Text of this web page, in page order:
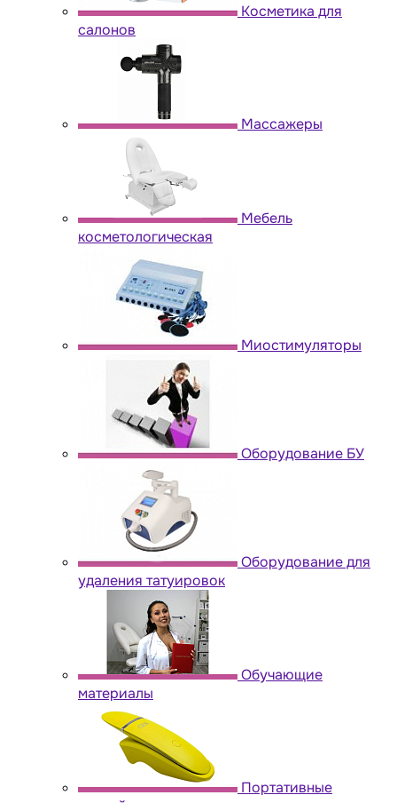
Косметика для
салонов
Массажеры
Мебель
косметологическая
Миостимуляторы
Оборудование БУ
Оборудование для
удаления татуировок
Обучающие
материалы
Портативные